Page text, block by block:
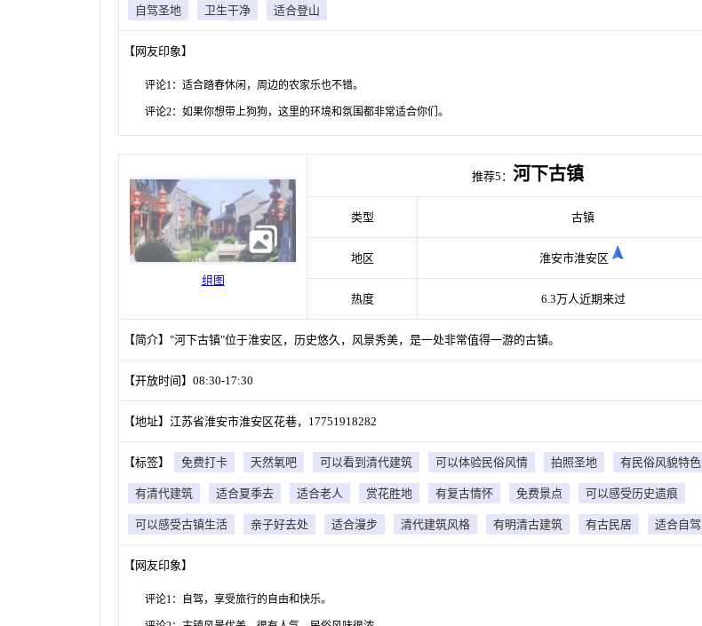
自驾圣地 卫生干净 适合登山
【网友印象】
评论1：适合踏春休闲，周边的农家乐也不错。
评论2：如果你想带上狗狗，这里的环境和氛围都非常适合你们。
组图
推荐5： 河下古镇
类型 古镇
地区 淮安市淮安区
热度 6.3万人近期来过
【简介】"河下古镇"位于淮安区，历史悠久，风景秀美，是一处非常值得一游的古镇。
【开放时间】08:30-17:30
【地址】江苏省淮安市淮安区花巷，17751918282
【标签】 免费打卡 天然氧吧 可以看到清代建筑 可以体验民俗风情 拍照圣地 有民俗风貌特色
有清代建筑 适合夏季去 适合老人 赏花胜地 有复古情怀 免费景点 可以感受历史遗痕
可以感受古镇生活 亲子好去处 适合漫步 清代建筑风格 有明清古建筑 有古民居 适合自驾
【网友印象】
评论1：自驾，享受旅行的自由和快乐。